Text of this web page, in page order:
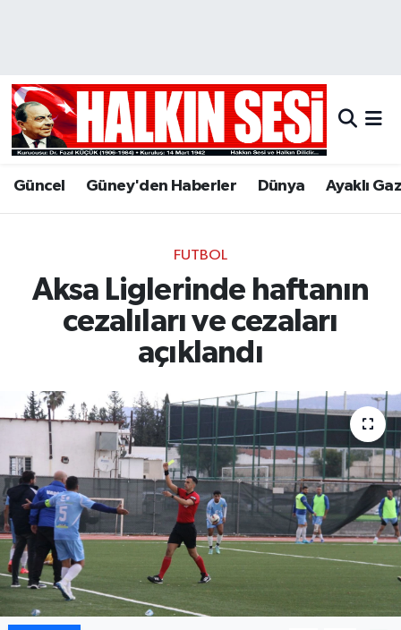
Güncel Güney'den Haberler Dünya Ayaklı
FUTBOL
Aksa Liglerinde haftanın
cezalıları ve cezaları
açıklandı
Hava Durumu
Trafik Durumu
Son Dakika Haberleri